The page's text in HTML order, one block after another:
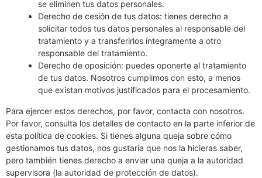
se eliminen tus datos personales.
Derecho de cesión de tus datos: tienes derecho a
solicitar todos tus datos personales al responsable del
tratamiento y a transferirlos íntegramente a otro
responsable del tratamiento.
Derecho de oposición: puedes oponerte al tratamiento
de tus datos. Nosotros cumplimos con esto, a menos
que existan motivos justificados para el procesamiento.
Para ejercer estos derechos, por favor, contacta con nosotros.
Por favor, consulta los detalles de contacto en la parte inferior de
esta política de cookies. Si tienes alguna queja sobre cómo
gestionamos tus datos, nos gustaría que nos la hicieras saber,
pero también tienes derecho a enviar una queja a la autoridad
supervisora (la autoridad de protección de datos).